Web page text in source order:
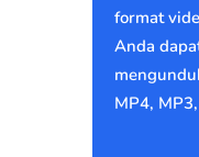
format
Anda
MP4,